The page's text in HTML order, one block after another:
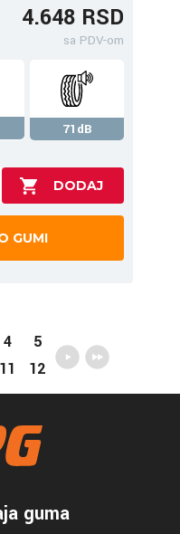
4.648 RSD
sa PDV-om
71dB
GUMI
4
5
11 12
guma